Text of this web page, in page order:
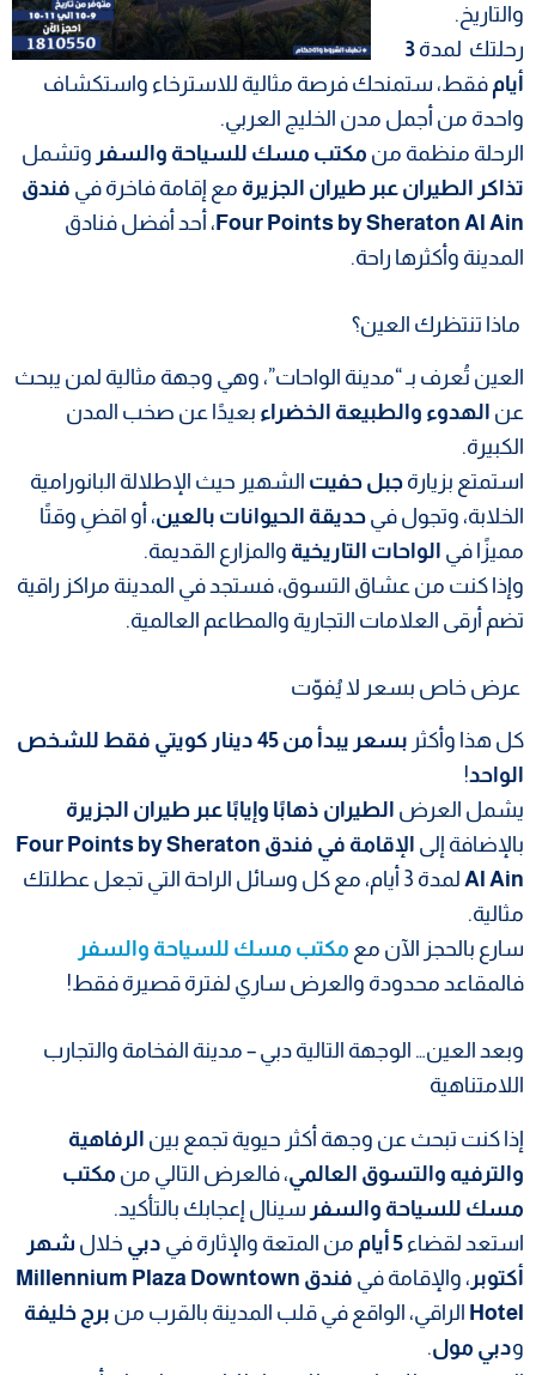
والتاريخ.
رحلتك لمدة 3
أيام فقط، ستمنحك فرصة مثالية للاسترخاء واستكشاف
واحدة من أجمل مدن الخليج العربي.
الرحلة منظمة من مكتب مسك للسياحة والسفر وتشمل
تذاكر الطيران عبر طيران الجزيرة مع إقامة فاخرة في فندق
Four Points by Sheraton Al Ain، أحد أفضل فنادق
المدينة وأكثرها راحة.
ماذا تنتظرك العين؟
العين تُعرف بـ “مدينة الواحات”، وهي وجهة مثالية لمن يبحث
عن الهدوء والطبيعة الخضراء بعيدًا عن صخب المدن
الكبيرة.
استمتع بزيارة جبل حفيت الشهير حيث الإطلالة البانورامية
الخلابة، وتجول في حديقة الحيوانات بالعين، أو اقضِ وقتًا
مميزًا في الواحات التاريخية والمزارع القديمة.
وإذا كنت من عشاق التسوق، فستجد في المدينة مراكز راقية
تضم أرقى العلامات التجارية والمطاعم العالمية.
عرض خاص بسعر لا يُفوّت
كل هذا وأكثر
بسعر يبدأ من 45 دينار كويتي فقط للشخص
الواحد!
يشمل العرض الطيران ذهابًا وإيابًا عبر طيران الجزيرة
بالإضافة إلى
الإقامة في فندق Four Points by Sheraton
Al Ain
لمدة 3 أيام، مع كل وسائل الراحة التي تجعل عطلتك
مثالية.
سارع بالحجز الآن مع مكتب مسك للسياحة والسفر
فالمقاعد محدودة والعرض ساري لفترة قصيرة فقط!
وبعد العين… الوجهة التالية دبي – مدينة الفخامة والتجارب
اللامتناهية
إذا كنت تبحث عن وجهة أكثر حيوية تجمع بين الرفاهية
والترفيه والتسوق العالمي، فالعرض التالي من مكتب
مسك للسياحة والسفر سينال إعجابك بالتأكيد.
استعد لقضاء 5 أيام من المتعة والإثارة في دبي خلال شهر
أكتوبر ، والإقامة في
فندق Millennium Plaza Downtown
Hotel الراقي، الواقع في قلب المدينة بالقرب من برج خليفة
ودبي مول.